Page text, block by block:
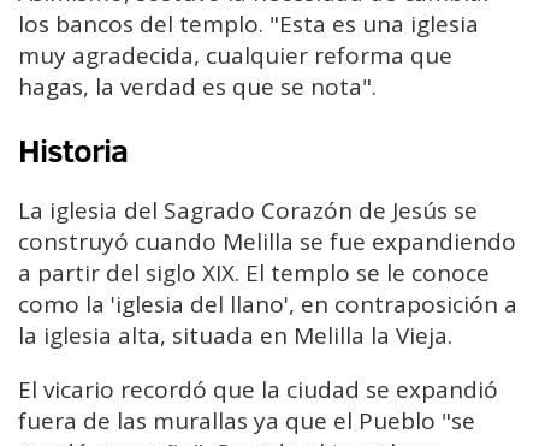
los bancos del templo. "Esta es una iglesia
muy agradecida, cualquier reforma que
hagas, la verdad es que se nota".
Historia
La iglesia del Sagrado Corazón de Jesús se
construyó cuando Melilla se fue expandiendo
a partir del siglo XIX. El templo se le conoce
como la 'iglesia del llano', en contraposición a
la iglesia alta, situada en Melilla la Vieja.
El vicario recordó que la ciudad se expandió
fuera de las murallas ya que el Pueblo "se